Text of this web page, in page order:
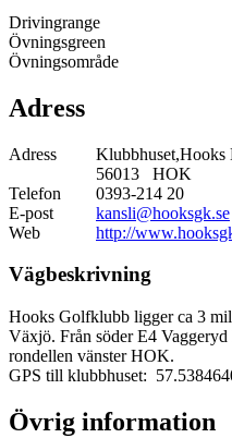
Drivingrange
Övningsgreen
Övningsområde
Adress
Adress
Klubbhuset,Hooks
56013 HOK
Telefon
0393-214 20
E-post
kansli@hooksgk.se
Web
http://
Vägbeskrivning
Hooks Golfklubb ligger ca 3
Växjö. Från söder E4
rondellen vänster HOK.
GPS till klubbhuset:
Övrig information